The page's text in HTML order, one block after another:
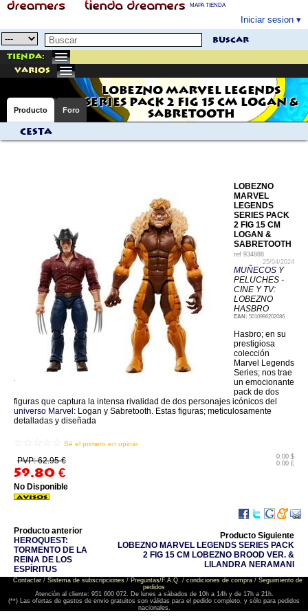
MAPA TIENDA
Iniciar sesion
buscar
Tienda:
varios
LOBEZNO MARVEL LEGENDS
SERIES PACK 2 FIG 15 CM LOGAN &
SABRETOOTH
Producto Foro
Cesta
LOBEZNO
MARVEL
LEGENDS
SERIES PACK
2 FIG 15 CM
LOGAN &
SABRETOOTH
ref 934888
25/04/2024
MUÑECOS Y
PELUCHES -
CINE Y TV:
LOBEZNO
HASBRO
EAN: 5010996202086
Hasbro; en su
prestigiosa
colección
Marvel Legends
Series; nos trae
un emocionante
pack de dos
figuras que captura la intensa rivalidad de dos personajes icónicos del
universo Marvel : Logan y Sabretooth. Estas figuras; meticulosamente
detalladas y diseñada
Sé el primero en opinar
PVP: 62.95 €
59.80 €
0.00 $
0.00 £
No Disponible
Producto anterior
HEROQUEST:
TORMENTO DE LA
REINA DE LOS
ESPÍRITUS
Producto Siguiente
LOBEZNO MARVEL LEGENDS SERIES PACK
2 FIG 15 CM LOBEZNO BROOD VER. &
LILANDRA NERAMANI
Contactar/ Sistema de subscripciones/ Preguntas/F.A.Q. / condiciones de compra/ Seguimiento de
pedidos
Atención al cliente: 951 600 072. De lunes a sábados de 10h a 14h y de 17h a 21h.
(**) Las ofertas de gastos de envio gratuitos son válidas para el pedido completo, y sólo para pedidos
nacionales.